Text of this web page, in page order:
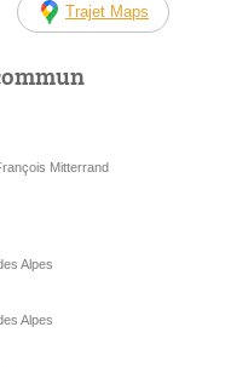
Trajet Maps
Mitterrand
Alpes
Alpes